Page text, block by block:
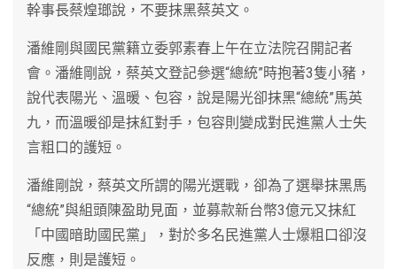
幹事長蔡煌瑯說，不要抹黑蔡英文。
潘維剛與國民黨籍立委郭素春上午在立法院召開記者
會。潘維剛說，蔡英文登記參選“總統”時抱著3隻小豬，
說代表陽光、溫暖、包容，說是陽光卻抹黑“總統”馬英
九，而溫暖卻是抹紅對手，包容則變成對民進黨人士失
言粗口的護短。
潘維剛說，蔡英文所謂的陽光選戰，卻為了選舉抹黑馬
“總統”與組頭陳盈助見面，並募款新台幣3億元又抹紅
「中國暗助國民黨」，對於多名民進黨人士爆粗口卻沒
反應，則是護短。